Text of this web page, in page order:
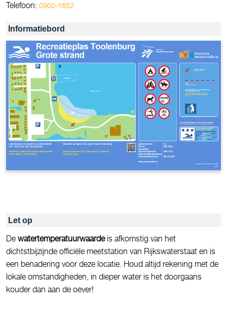
Telefoon: 0900-1852
Informatiebord
Let op
De watertemperatuurwaardeis afkomstig van het
dichtstbijzijnde officiële meetstation van Rijkswaterstaat en is
een benadering voor deze locatie. Houd altijd rekening met de
lokale omstandigheden, in dieper water is het doorgaans
kouder dan aan de oever!